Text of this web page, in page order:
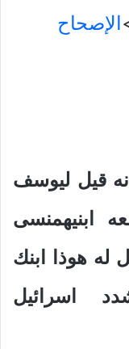
الإصحاح
قيل ليوسف
ابنيهمنسى
له هوذا ابنك
اسرائيل